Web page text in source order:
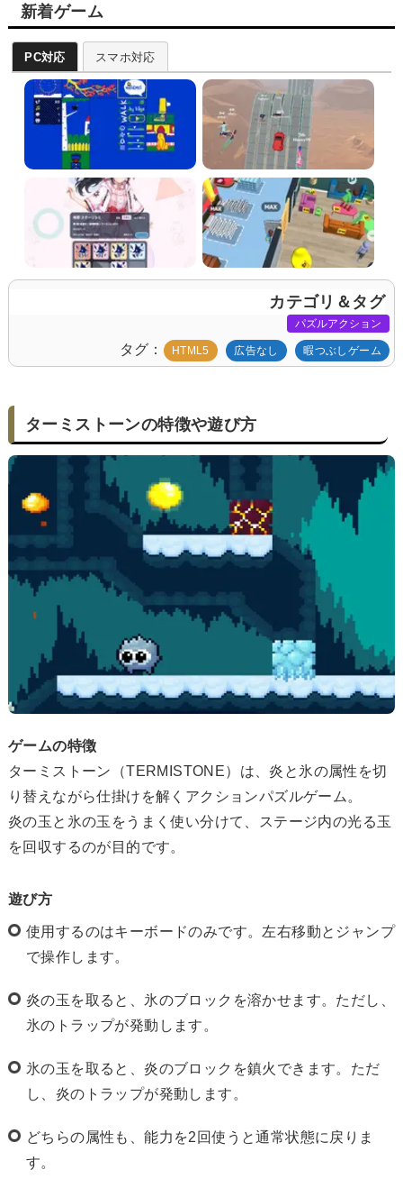
新着ゲーム
PC対応 スマホ対応
カテゴリ＆タグ
パズルアクション
タグ HTML5 広告なし 暇つぶしゲーム
ターミストーンの特徴や遊び方
ゲームの特徴
ターミストーン（TERMISTONE）は、炎と氷の属性を切
り替えながら仕掛けを解くアクションパズルゲーム。
炎の玉と氷の玉をうまく使い分けて、ステージ内の光る玉
を回収するのが目的です。
遊び方
使用するのはキーボードのみです。左右移動とジャンプ
で操作します。
炎の玉を取ると、氷のブロックを溶かせます。ただし、
氷のトラップが発動します。
氷の玉を取ると、炎のブロックを鎮火できます。ただ
し、炎のトラップが発動します。
どちらの属性も、能力を2回使うと通常状態に戻りま
す。